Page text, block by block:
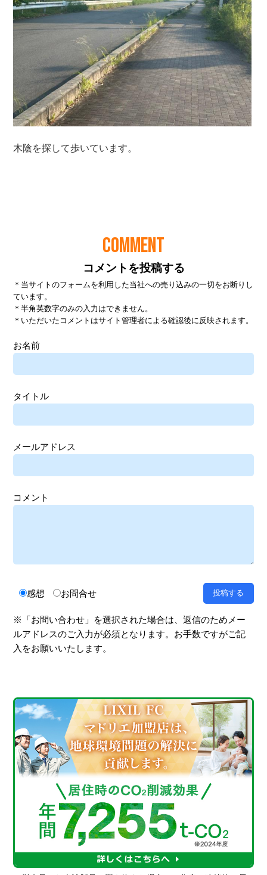
COMMENT
コメントを投稿する
＊当サイトのフォームを利用した当社への売り込みの一切をお断りし
ています。
＊半角英数字のみの入力はできません。
＊いただいたコメントはサイト管理者による確認後に反映されます。
お名前
タイトル
メールアドレス
コメント
感想 お問合せ
※「お問い合わせ」を選択された場合は、返信のためメー
ルアドレスのご入力が必須となります。お手数ですがご記
入をお願いいたします。